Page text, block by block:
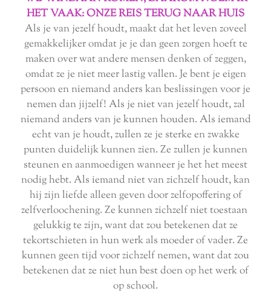
HET VAAK: ONZE REIS TERUG NAAR HUIS
Als je van jezelf houdt, maakt dat het leven zoveel
gemakkelijker omdat je je dan geen zorgen hoeft te
maken over wat andere mensen denken of zeggen,
omdat ze je niet meer lastig vallen. Je bent je eigen
persoon en niemand anders kan beslissingen voor je
nemen dan jijzelf! Als je niet van jezelf houdt, zal
niemand anders van je kunnen houden. Als iemand
echt van je houdt, zullen ze je sterke en zwakke
punten duidelijk kunnen zien. Ze zullen je kunnen
steunen en aanmoedigen wanneer je het het meest
nodig hebt. Als iemand niet van zichzelf houdt, kan
hij zijn liefde alleen geven door zelfopoffering of
zelfverloochening. Ze kunnen zichzelf niet toestaan ​​
gelukkig te zijn, want dat zou betekenen dat ze
tekortschieten in hun werk als moeder of vader. Ze
kunnen geen tijd voor zichzelf nemen, want dat zou
betekenen dat ze niet hun best doen op het werk of
op school.